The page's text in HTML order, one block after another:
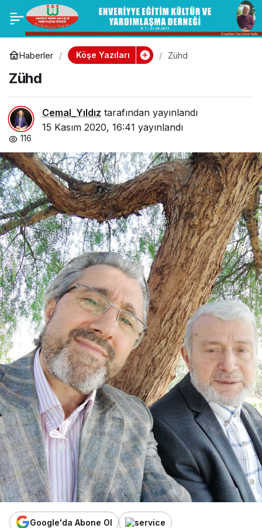
Haberler Köşe Yazıları Zühd
Zühd
Cemal_Yıldız tarafından yayınlandı
15 Kasım 2020, 16:41 yayınlandı
116
Google'da Abone Ol
Rebiülevvel Ayı
(Mevlit Kandili)
0 Paylaş